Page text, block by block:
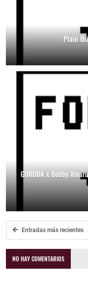
Plain
GORODA x Bobby
Entradas más recientes
NO HAY COMENTARIOS